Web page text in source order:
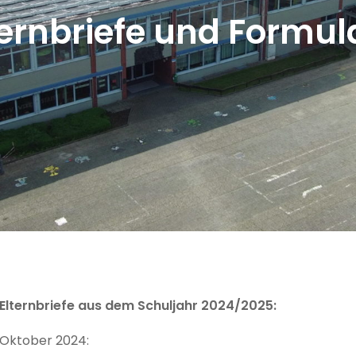
und
aus dem Schuljahr 2024/2025:
2024: